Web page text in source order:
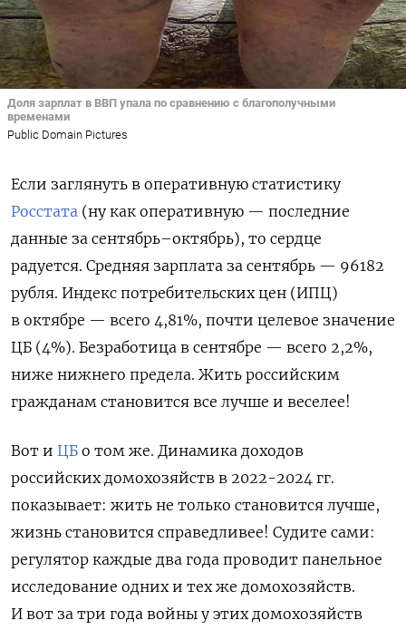
Доля зарплат в ВВП упала по сравнению с благополучными
временами
Public Domain Pictures
Если заглянуть в оперативную статистику
Росстата (ну как оперативную — последние
данные за сентябрь–октябрь), то сердце
радуется. Средняя зарплата за сентябрь — 96182
рубля. Индекс потребительских цен (ИПЦ)
в октябре — всего 4,81%, почти целевое значение
ЦБ (4%). Безработица в сентябре — всего 2,2%,
ниже нижнего предела. Жить российским
гражданам становится все лучше и веселее!
Вот и ЦБ о том же. Динамика доходов
российских домохозяйств в 2022-2024 гг.
показывает: жить не только становится лучше,
жизнь становится справедливее! Судите сами:
регулятор каждые два года проводит панельное
исследование одних и тех же домохозяйств.
И вот за три года войны у этих домохозяйств